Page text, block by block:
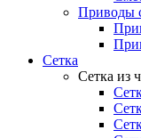
Приводы
Сетка
Сетка из